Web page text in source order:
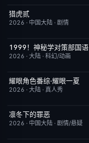
今日更新
猎虎贰
2026 · 中国大陆 · 剧情
更新至第3集
1999！神秘学对策部国语
2026 · 大陆 · 科幻/动画
今日更新
耀眼角色番综·耀眼一夏
2026 · 大陆 · 真人秀
完结
凛冬下的罪恶
2026 · 中国大陆 · 剧情/悬疑